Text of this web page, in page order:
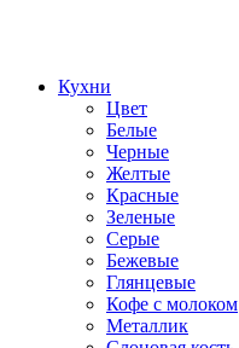
Кухни
Цвет
Белые
Черные
Желтые
Красные
Зеленые
Серые
Бежевые
Глянцевые
Кофе с молоком
Металлик